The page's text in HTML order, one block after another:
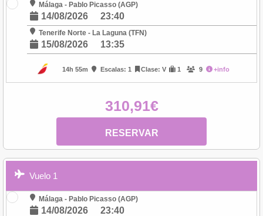
Málaga - Pablo Picasso (AGP)
14/08/2026 23:40
Tenerife Norte - La Laguna (TFN)
15/08/2026 13:35
14h 55m Escalas: 1 Clase: V 1 9 +info
310,91€
RESERVAR
Vuelo 1
Málaga - Pablo Picasso (AGP)
14/08/2026 23:40